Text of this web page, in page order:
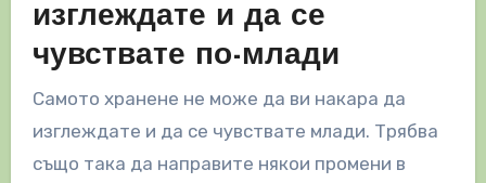
изглеждате и да се
чувствате по-млади
Самото хранене не може да ви накара да
изглеждате и да се чувствате млади. Трябва
също така да направите някои промени в